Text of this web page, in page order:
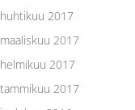
huhtikuu 2017
maaliskuu 2017
helmikuu 2017
tammikuu 2017